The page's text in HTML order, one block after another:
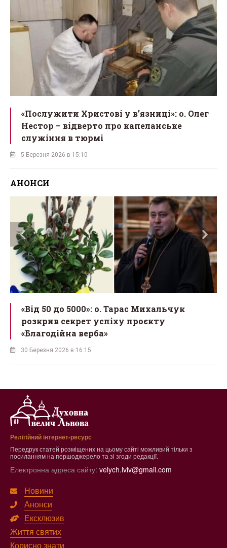
«Послужити Христові у вʼязниці»: о. Олег
Нестор – відверто про капеланське
служіння в тюрмі
5 Березня 2026 в 15:10
АНОНСИ
«Від 50 до 5000»: о. Тарас Михальчук
розкрив секрет успіху проєкту
«Благодійна верба»
30 Березня 2026 в 16:15
Релігійний інтернет-ресурс
Передрук статей розміщених на цьому сайті можливий тільки з
посиланням на першоджерело та зі згоди редакції.
Електронна адреса сайту: velych.lviv@gmail.com
Новини
Анонси
Ексклюзив
Життя святих
Корисно знати